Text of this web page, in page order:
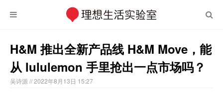
H&M 推出全新产品线 H&M Move，能
从 lululemon 手里抢出一点市场吗？
吴诗源 // 2022年8月13日 15:27